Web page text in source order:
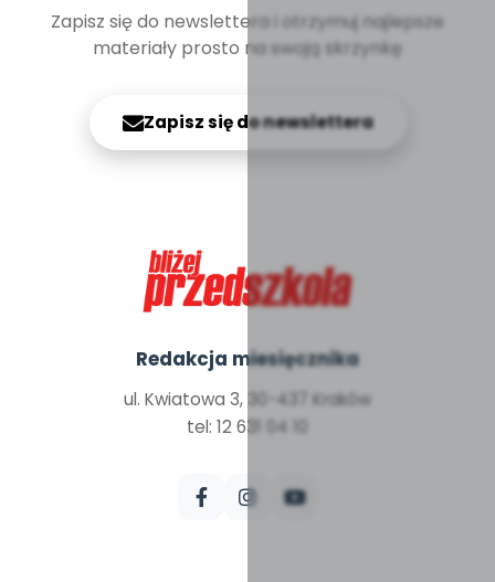
Zapisz się do newslettera i otrzymuj najlepsze
materiały prosto na swoją skrzynkę
Zapisz się do newslettera
Redakcja miesięcznika
ul. Kwiatowa 3, 30-437 Kraków
tel: 12 631 04 10